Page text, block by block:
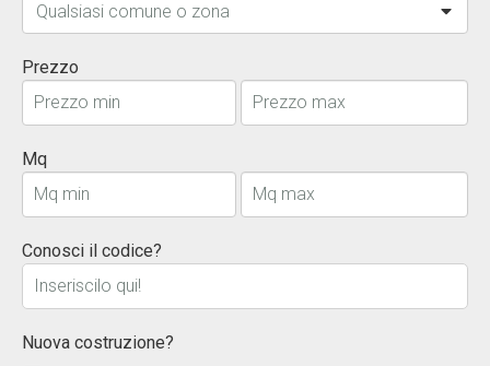
Qualsiasi comune o zona
Prezzo
Mq
Conosci il codice?
Nuova costruzione?